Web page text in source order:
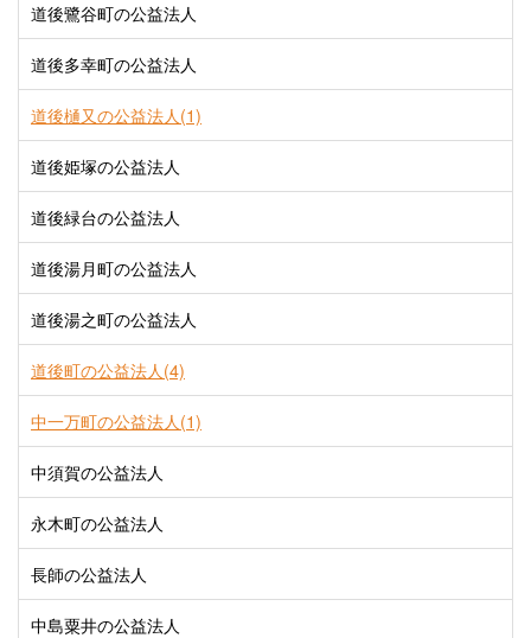
道後鷺谷町の公益法人
道後多幸町の公益法人
道後樋又の公益法人(1)
道後姫塚の公益法人
道後緑台の公益法人
道後湯月町の公益法人
道後湯之町の公益法人
道後町の公益法人(4)
中一万町の公益法人(1)
中須賀の公益法人
永木町の公益法人
長師の公益法人
中島粟井の公益法人